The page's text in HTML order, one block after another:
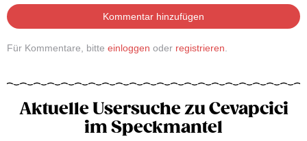
Kommentar hinzufügen
Für Kommentare, bitte einloggen oder registrieren
Aktuelle Usersuche zu Cevapcici
im Speckmantel